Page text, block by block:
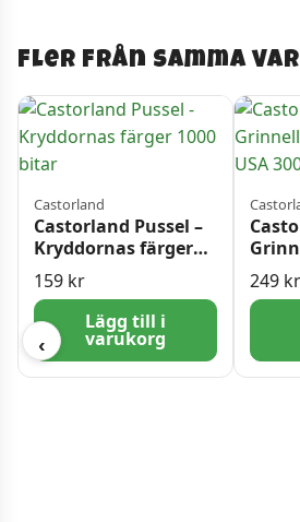
Fler från samma
‹
Castorland
Castorland Pussel –
Kryddornas färger
1000 bitar
159 kr
Lägg till i
varukorg
bitar
249 kr